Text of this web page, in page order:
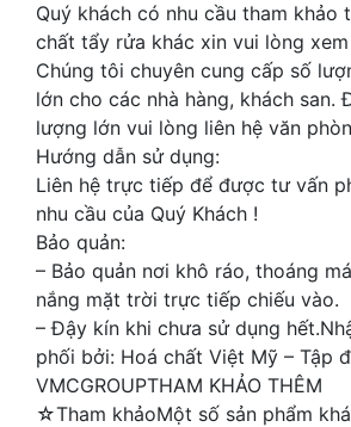
Quý khách có nhu cầu tham khảo
chất tẩy rửa khác xin vui lòng
Chúng tôi chuyên cung cấp số
lớn cho các nhà hàng, khách san.
lượng lớn vui lòng liên hệ văn
Hướng dẫn sử dụng:
Liên hệ trực tiếp để được tư vấn
nhu cầu của Quý Khách !
Bảo quản:
– Bảo quản nơi khô ráo, thoáng
nắng mặt trời trực tiếp chiếu vào.
– Đậy kín khi chưa sử dụng
phối bởi: Hoá chất Việt Mỹ – Tập
VMCGROUPTHAM KHẢO THÊM
☆Tham khảoMột số sản phẩm